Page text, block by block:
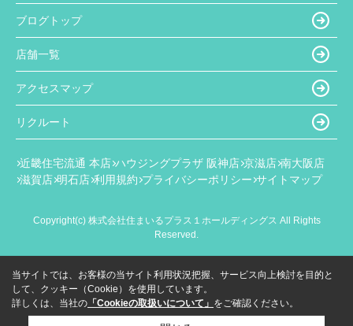
ブログトップ
店舗一覧
アクセスマップ
リクルート
近畿住宅流通 本店 ハウジングプラザ 阪神店 京滋店 南大阪店
滋賀店 明石店 利用規約 プライバシーポリシー サイトマップ
Copyright(c) 株式会社住まいるプラス１ホールディングス All Rights
Reserved.
当サイトでは、お客様の当サイト利用状況把握、サービス向上検討を目的と
して、クッキー（Cookie）を使用しています。
詳しくは、当社の 「Cookieの取扱いについて」 をご確認ください。